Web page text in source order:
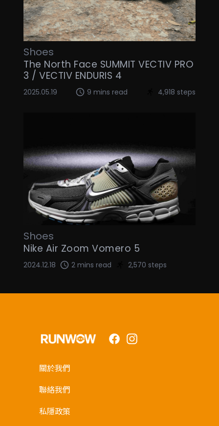
Shoes
The North Face SUMMIT VECTIV PRO
3 / VECTIV ENDURIS 4
2025.05.19 9 mins read 4,918 steps
Shoes
Nike Air Zoom Vomero 5
2024.12.18 2 mins read 2,570 steps
FacebookInstagram
關於我們
聯絡我們
私隱政策